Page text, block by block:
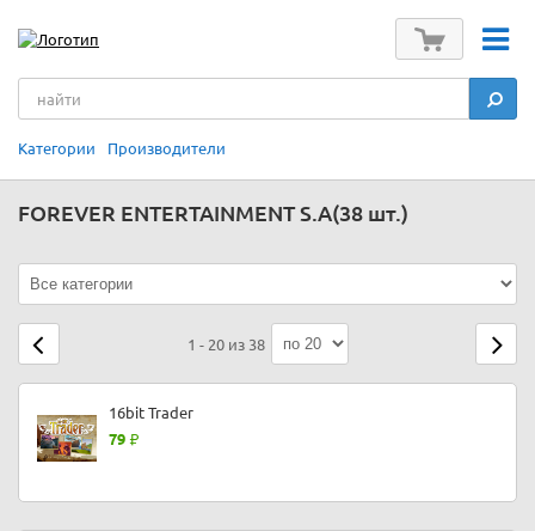
Категории Производители
FOREVER ENTERTAINMENT S.A(38 шт.)
1 - 20 из 38
16bit Trader
79